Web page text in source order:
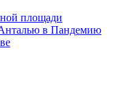
площади
в Пандемию